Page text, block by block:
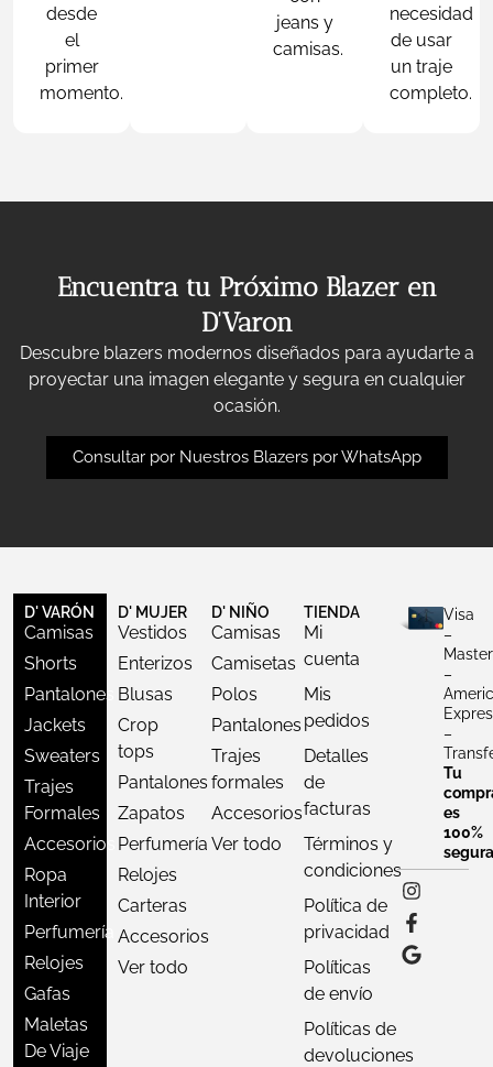
desde
el
primer
momento.
jeans y
camisas.
necesidad
de usar
un traje
completo.
Encuentra tu Próximo Blazer en
D'Varon
Descubre blazers modernos diseñados para ayudarte a
proyectar una imagen elegante y segura en cualquier
ocasión.
Consultar por Nuestros Blazers por WhatsApp
D' VARÓN
Camisas
Shorts
Pantalones
Jackets
Sweaters
Trajes
Formales
Accesorios
Ropa
Interior
Perfumería
Relojes
Gafas
Maletas
De Viaje
D' MUJER
Vestidos
Enterizos
Blusas
Crop
tops
Pantalones
Zapatos
Perfumería
Relojes
Carteras
Accesorios
Ver todo
D' NIÑO
Camisas
Camisetas
Polos
Pantalones
Trajes
formales
Accesorios
Ver todo
TIENDA
Mi
cuenta
Mis
pedidos
Detalles
de
facturas
Términos y
condiciones
Política de
privacidad
Políticas
de envío
Políticas de
devoluciones
Visa
–
–
–
Tu
es
100%
segura